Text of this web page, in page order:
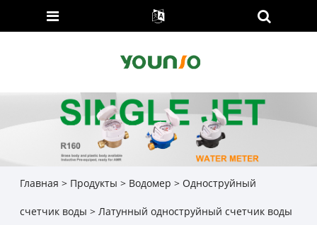
Главная > Продукты > Водомер > Одноструйный
счетчик воды > Латунный одноструйный счетчик воды